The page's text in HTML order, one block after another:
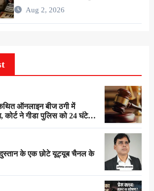
Aug 2, 2026
ऑनलाइन बीज ठगी में
ने गीडा पुलिस को 24 घंटे में
के एक छोटे यूट्यूब चैनल के